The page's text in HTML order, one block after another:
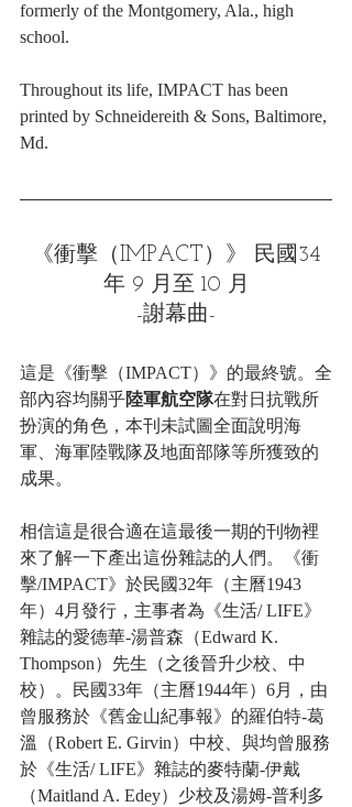
formerly of the Montgomery, Ala., high
school.
Throughout its life, IMPACT has been
printed by Schneidereith & Sons, Baltimore,
Md.
《衝擊（IMPACT）》 民國34
年 9 月至 10 月
-謝幕曲-
這是《衝擊（IMPACT）》的最終號。全
部內容均關乎陸軍航空隊在對日抗戰所
扮演的角色，本刊未試圖全面說明海
軍、海軍陸戰隊及地面部隊等所獲致的
成果。
相信這是很合適在這最後一期的刊物裡
來了解一下產出這份雜誌的人們。《衝
擊/IMPACT》於民國32年（主曆1943
年）4月發行，主事者為《生活/ LIFE》
雜誌的愛德華-湯普森（Edward K.
Thompson）先生（之後晉升少校、中
校）。民國33年（主曆1944年）6月，由
曾服務於《舊金山紀事報》的羅伯特-葛
溫（Robert E. Girvin）中校、與均曾服務
於《生活/ LIFE》雜誌的麥特蘭-伊戴
（Maitland A. Edey）少校及湯姆-普利多